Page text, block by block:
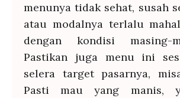
menunya tidak sehat, susah
atau modalnya terlalu
dengan kondisi masing-
Pastikan juga menu ini
selera target pasarnya,
Pasti mau yang manis,